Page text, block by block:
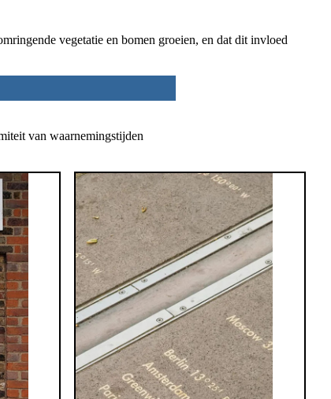
vegetatie en bomen groeien, en dat dit invloed
van waarnemingstijden